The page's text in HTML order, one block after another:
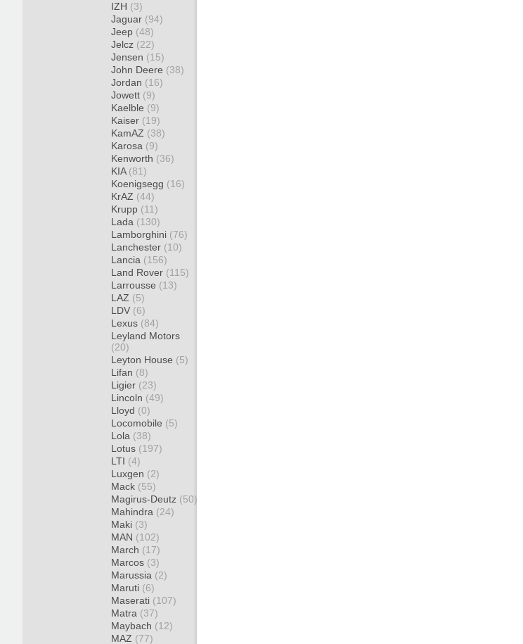
IZH (3)
Jaguar (94)
Jeep (48)
Jelcz (22)
Jensen (15)
John Deere (38)
Jordan (16)
Jowett (9)
Kaelble (9)
Kaiser (19)
KamAZ (38)
Karosa (9)
Kenworth (36)
KIA (81)
Koenigsegg (16)
KrAZ (44)
Krupp (11)
Lada (130)
Lamborghini (76)
Lanchester (10)
Lancia (156)
Land Rover (115)
Larrousse (13)
LAZ (5)
LDV (6)
Lexus (84)
Leyland Motors
(20)
Leyton House (5)
Lifan (8)
Ligier (23)
Lincoln (49)
Lloyd (0)
Locomobile (5)
Lola (38)
Lotus (197)
LTI (4)
Luxgen (2)
Mack (55)
Magirus-Deutz (50)
Mahindra (24)
Maki (3)
MAN (102)
March (17)
Marcos (3)
Marussia (2)
Maruti (6)
Maserati (107)
Matra (37)
Maybach (12)
MAZ (77)